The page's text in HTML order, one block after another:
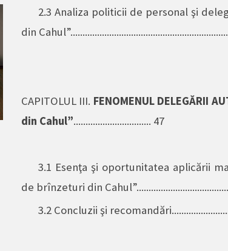
2.3Analiza politicii de personal şi
din
CAPITOLUL III. FENOMENUL DELEGĂRII
din Cahul”................................ 47
3.1 Esenţa şi oportunitatea aplicării
de brînzeturi din
3.2 Concluzii şi